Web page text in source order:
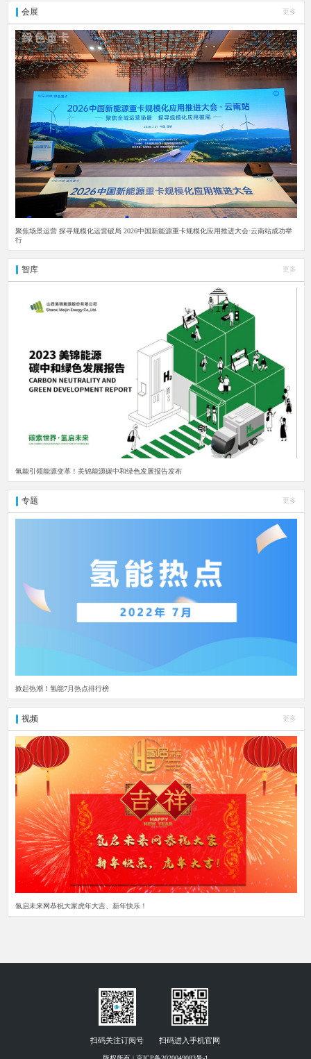
会展 更多
聚焦场景运营 探寻规模化运营破局 2026中国新能源重卡规模化应用推进大会·云南站成功举
行
智库 更多
氢能引领能源变革！美锦能源碳中和绿色发展报告发布
专题 更多
掀起热潮！氢能7月热点排行榜
视频 更多
氢启未来网恭祝大家虎年大吉、新年快乐！
扫码关注订阅号 扫码进入手机官网